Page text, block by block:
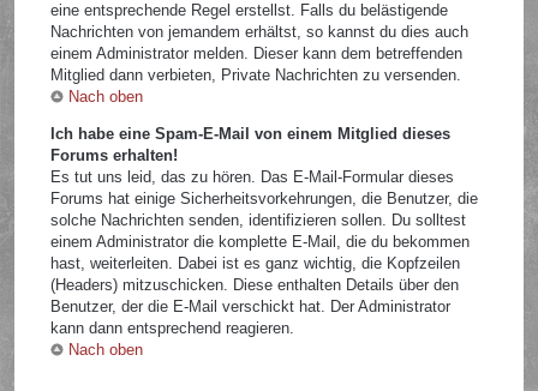
eine entsprechende Regel erstellst. Falls du belästigende
Nachrichten von jemandem erhältst, so kannst du dies auch
einem Administrator melden. Dieser kann dem betreffenden
Mitglied dann verbieten, Private Nachrichten zu versenden.
Nach oben
Ich habe eine Spam-E-Mail von einem Mitglied dieses
Forums erhalten!
Es tut uns leid, das zu hören. Das E-Mail-Formular dieses
Forums hat einige Sicherheitsvorkehrungen, die Benutzer, die
solche Nachrichten senden, identifizieren sollen. Du solltest
einem Administrator die komplette E-Mail, die du bekommen
hast, weiterleiten. Dabei ist es ganz wichtig, die Kopfzeilen
(Headers) mitzuschicken. Diese enthalten Details über den
Benutzer, der die E-Mail verschickt hat. Der Administrator
kann dann entsprechend reagieren.
Nach oben